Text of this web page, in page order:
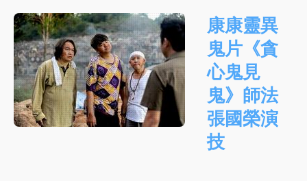
康康靈異
鬼片《貪
心鬼見
鬼》師法
張國榮演
技